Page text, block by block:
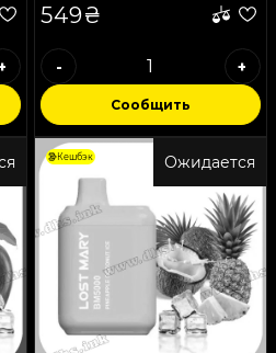
549₴
- +
Сообщить
Ожидается
Кешбэк